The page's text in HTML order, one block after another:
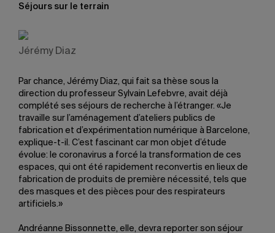
Séjours sur le terrain
Jérémy Diaz
Par chance, Jérémy Diaz, qui fait sa thèse sous la
direction du professeur Sylvain Lefebvre, avait déjà
complété ses séjours de recherche à l’étranger. «Je
travaille sur l’aménagement d’ateliers publics de
fabrication et d’expérimentation numérique à Barcelone,
explique-t-il. C’est fascinant car mon objet d’étude
évolue: le coronavirus a forcé la transformation de ces
espaces, qui ont été rapidement reconvertis en lieux de
fabrication de produits de première nécessité, tels que
des masques et des pièces pour des respirateurs
artificiels.»
Andréanne Bissonnette, elle, devra reporter son séjour